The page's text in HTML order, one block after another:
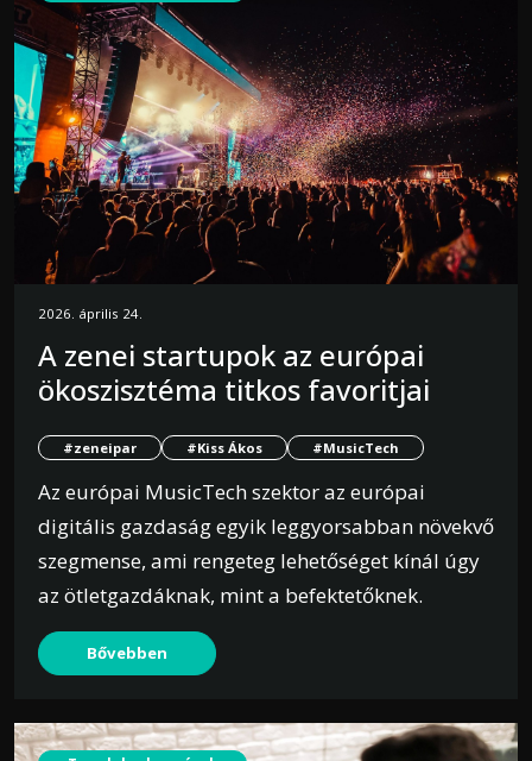
2026. április 24.
A zenei startupok az európai
ökoszisztéma titkos favoritjai
#zeneipar #Kiss Ákos #MusicTech
Az európai MusicTech szektor az európai
digitális gazdaság egyik leggyorsabban növekvő
szegmense, ami rengeteg lehetőséget kínál úgy
az ötletgazdáknak, mint a befektetőknek.
Bővebben